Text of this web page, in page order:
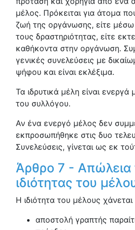
μέλος. Πρόκειται για άτομα
ζωή της οργάνωσης, είτε μέσω
τους δραστηριότητας, είτε
καθήκοντα στην οργάνωση.
γενικές συνελεύσεις με
ψήφου και είναι εκλέξιμα.
Τα ιδρυτικά μέλη είναι ενεργά
του συλλόγου.
Αν ένα ενεργό μέλος δεν
εκπροσωπήθηκε στις δυο
Συνελεύσεις, γίνεται ως εκ
Άρθρο 7 - Απώλεια
ιδιότητας του
Η ιδιότητα του μέλους
αποστολή γραπτής